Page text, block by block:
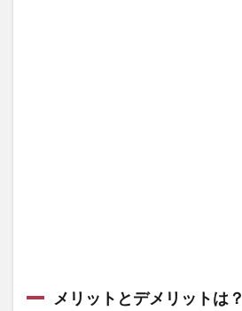
メリットとデメリットは？